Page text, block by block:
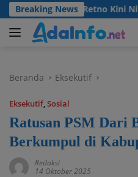
Langsung
ke
konten
Breaking News
Madu Retno Kini Nikmati
Beranda Eksekutif
Eksekutif,Sosial
Ratusan PSM Dari
Berkumpul di
Redaksi
14 Oktober 2025